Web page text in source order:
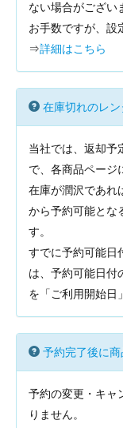
ない場合がござい
お手数ですが、設
⇒詳細はこちら
在庫切れのレン
当社では、返却予
で、各商品ページ
在庫が潤沢であれ
から予約可能とな
す。
すでに予約可能日
は、予約可能日付
を「ご利用開始日
予約完了後に
予約の変更・キャ
りません。